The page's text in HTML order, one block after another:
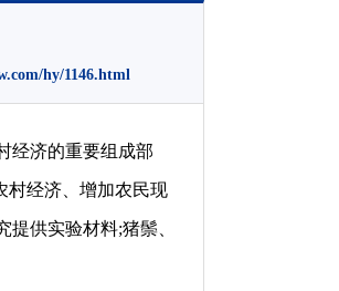
hy/1146.html
经济的重要组成部
村经济、增加农民现
供实验材料;猪鬃、